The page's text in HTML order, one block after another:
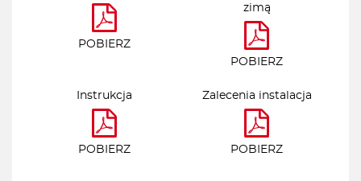
POBIERZ
zimą
POBIERZ
Instrukcja
POBIERZ
Zalecenia instalacja
POBIERZ